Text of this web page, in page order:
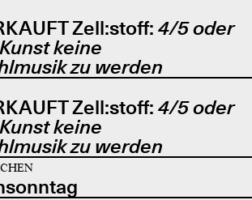
Zell:stoff: 4/5 oder
keine
zu werden
Zell:stoff: 4/5 oder
keine
zu werden